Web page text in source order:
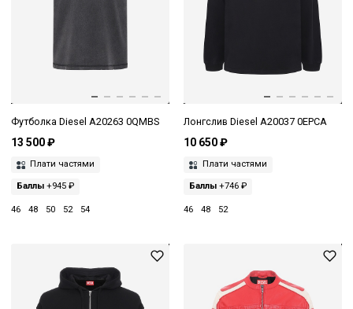
Футболка Diesel A20263 0QMBS
13 500 ₽
Плати частями
Баллы +945 ₽
46 48 50 52 54
Лонгслив Diesel A20037 0EPCA
10 650 ₽
Плати частями
Баллы+746 ₽
46 48 52